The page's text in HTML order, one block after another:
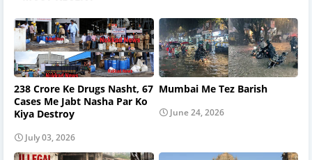
238 Crore Ke Drugs Nasht, 67
Cases Me Jabt Nasha Par Ko
Kiya Destroy
July 03, 2026
Mumbai Me Tez Barish
June 24, 2026